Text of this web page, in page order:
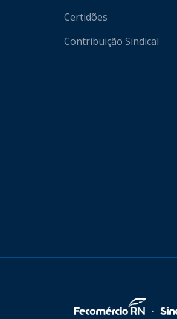
Certidões
Contribuição Sindical